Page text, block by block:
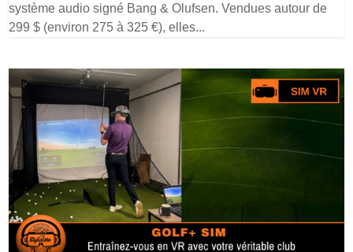
système audio signé Bang & Olufsen. Vendues autour de
299 $ (environ 275 à 325 €), elles...